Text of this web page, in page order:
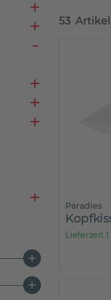
53 Artikel
Paradies
Lieferzeit 1